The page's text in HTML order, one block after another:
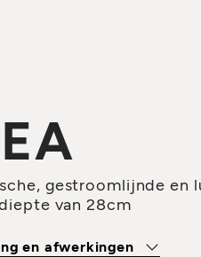
gestroomlijnde en
van 28cm
en afwerkingen